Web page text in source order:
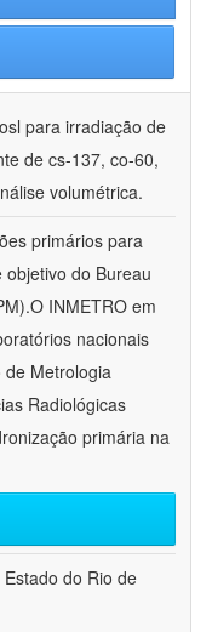
para irradiação de
de cs-137, co-60,
volumétrica.
primários para
do Bureau
INMETRO em
nacionais
Metrologia
Radiológicas
primária na
do Rio de